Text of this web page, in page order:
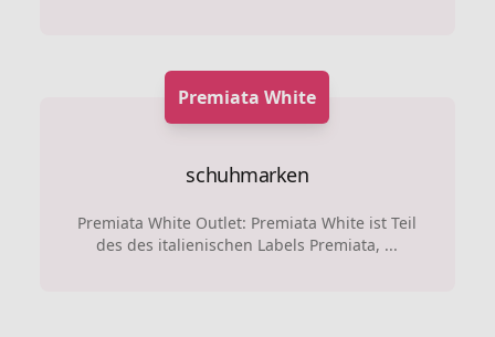
Premiata White
schuhmarken
Premiata White Outlet: Premiata White ist Teil
des des italienischen Labels Premiata, ...